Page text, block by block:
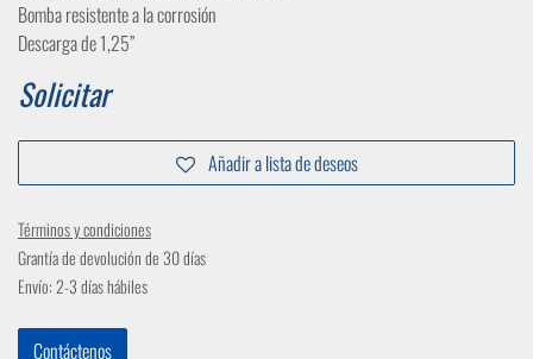
Bomba resistente a la corrosión
Descarga de 1,25”
Solicitar
Añadir a lista de deseos
Términos y condiciones
Grantía de devolución de 30 días
Envío: 2-3 días hábiles
Contáctenos